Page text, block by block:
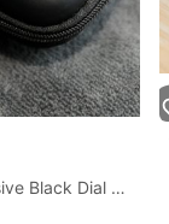
Tag Heuer Exclusive Black Dial Chronograph Steel Mens Watch CN2111